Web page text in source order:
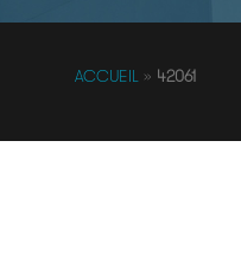
ACCUEIL» 42061